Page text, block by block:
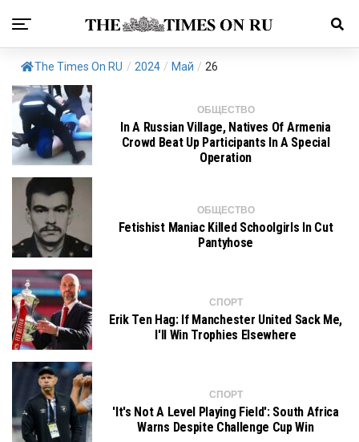
The Times On RU / 2024 / Май / 26
ОБЩЕСТВО
In A Russian Village, Natives Of Armenia
Crowd Beat Up Participants In A Special
Operation
ОБЩЕСТВО
Fetishist Maniac Killed Schoolgirls In Cut
Pantyhose
СПОРТ
Erik Ten Hag: If Manchester United Sack Me,
I'll Win Trophies Elsewhere
СПОРТ
'It's Not A Level Playing Field': South Africa
Warns Despite Challenge Cup Win